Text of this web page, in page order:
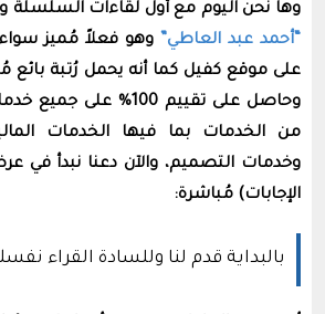
وها نحن اليوم مع أول لقاءات السلسلة
“أحمد عبد العاطي” وهو فعلاً مُميز
على موقع كفيل كما أنه يحمل رُتبة
وحاصل على تقييم 100%
من الخدمات بما فيها الخدمات
وخدمات التصميم، والآن دعنا نبدأ في
الإجابات) مُباشرة:
بالبداية قدم لنا وللسادة القراء